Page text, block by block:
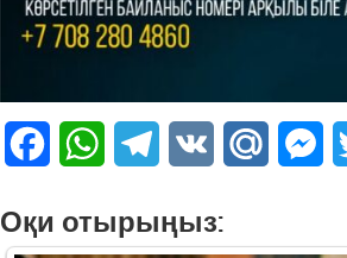
FacebookWhatsAppTelegram
VK Mail.Ru
Оқи отырыңыз: